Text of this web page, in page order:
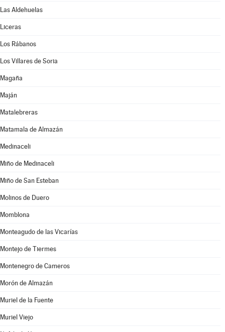
Las Aldehuelas
Liceras
Los Rábanos
Los Villares de Soria
Magaña
Maján
Matalebreras
Matamala de Almazán
Medinaceli
Miño de Medinaceli
Miño de San Esteban
Molinos de Duero
Momblona
Monteagudo de las Vicarías
Montejo de Tiermes
Montenegro de Cameros
Morón de Almazán
Muriel de la Fuente
Muriel Viejo